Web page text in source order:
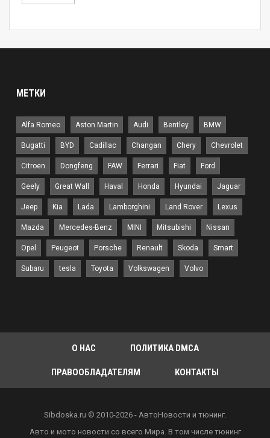
МЕТКИ
Alfa Romeo Aston Martin Audi Bentley BMW
Bugatti BYD Cadillac Changan Chery Chevrolet
Citroen Dongfeng FAW Ferrari Fiat Ford
Geely Great Wall Haval Honda Hyundai Jaguar
Jeep Kia Lada Lamborghini Land Rover Lexus
Mazda Mercedes-Benz MINI Mitsubishi Nissan
Opel Peugeot Porsche Renault Skoda Smart
Subaru tesla Toyota Volkswagen Volvo
О НАС ПОЛИТИКА DMCA
ПРАВООБЛАДАТЕЛЯМ КОНТАКТЫ
Sibdoska.ru © 2010-2026 - АвтоНовости и тюнинг.
Авто и мото новости со всего Мира. В том числе тюнинг